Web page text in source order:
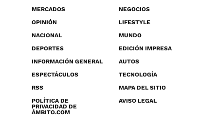
MERCADOS
NEGOCIOS
OPINIÓN
LIFESTYLE
NACIONAL
MUNDO
DEPORTES
EDICIÓN IMPRESA
INFORMACIÓN GENERAL
AUTOS
ESPECTÁCULOS
TECNOLOGÍA
RSS
MAPA DEL SITIO
POLÍTICA DE
PRIVACIDAD DE
ÁMBITO.COM
AVISO LEGAL